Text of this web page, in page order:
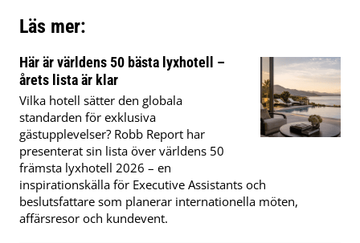
Läs mer:
Här är världens 50 bästa lyxhotell –
årets lista är klar
Vilka hotell sätter den globala
standarden för exklusiva
gästupplevelser? Robb Report har
presenterat sin lista över världens 50
främsta lyxhotell 2026 – en
inspirationskälla för Executive Assistants och
beslutsfattare som planerar internationella möten,
affärsresor och kundevent.